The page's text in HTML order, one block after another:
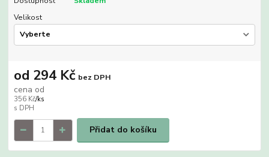
Velikost
cena od
356 Kč/ks
od 294 Kč bez DPH
Přidat do košíku